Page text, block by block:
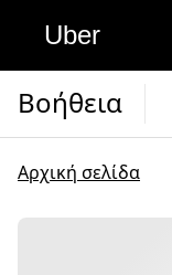
Uber
Βοήθεια
Αρχική σελίδα